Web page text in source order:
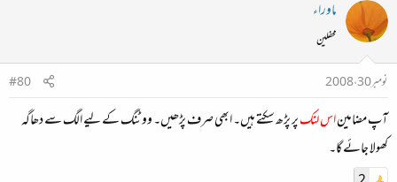
ماوراء
محفلین
نومبر 30، 2008
#80
آپ مضامیناس لنکپر پڑھ سکتے ہیں۔ ابھی صرف پڑھیں۔ ووٹنگ کے لیے الگ سے دھاگہ
کھولا جائے گا۔